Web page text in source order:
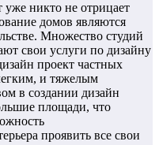
уже никто не отрицает
домов являются
Множество студий
свои услуги по дизайну
проект частных
и тяжелым
в создании дизайн
площади, что
проявить все свои